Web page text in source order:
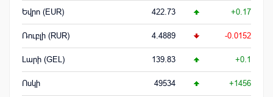
Եվրո (EUR) 422.73 +0.17
Ռուբլի (RUR) 4.4889 -0.0152
Լարի (GEL) 139.83 +0.1
Ոսկի 49534 +1456